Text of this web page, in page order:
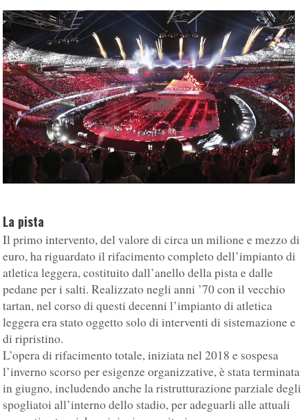
La pista
Il primo intervento, del valore di circa un milione e mezzo di
euro, ha riguardato il rifacimento completo dell’impianto di
atletica leggera, costituito dall’anello della pista e dalle
pedane per i salti. Realizzato negli anni ’70 con il vecchio
tartan, nel corso di questi decenni l’impianto di atletica
leggera era stato oggetto solo di interventi di sistemazione e
di ripristino.
L’opera di rifacimento totale, iniziata nel 2018 e sospesa
l’inverno scorso per esigenze organizzative, è stata terminata
in giugno, includendo anche la ristrutturazione parziale degli
spogliatoi all’interno dello stadio, per adeguarli alle attuali